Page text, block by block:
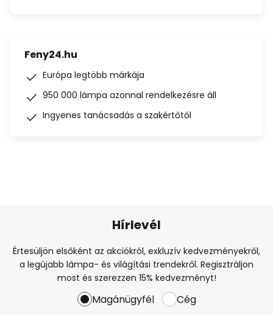
Feny24.hu
Európa legtöbb márkája
950 000 lámpa azonnal rendelkezésre áll
Ingyenes tanácsadás a szakértőtől
Hírlevél
Értesüljön elsőként az akciókról, exkluzív kedvezményekről,
a legújabb lámpa- és világítási trendekről. Regisztráljon
most és szerezzen 15% kedvezményt!
Magánügyfél Cég